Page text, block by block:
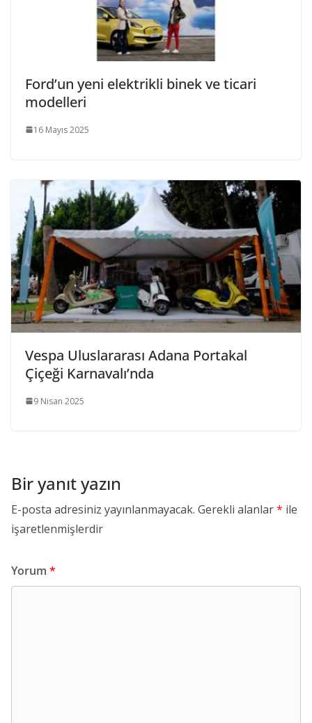
Ford’un yeni elektrikli binek ve ticari
modelleri
16 Mayıs 2025
Vespa Uluslararası Adana Portakal
Çiçeği Karnavalı’nda
9 Nisan 2025
Bir yanıt yazın
E-posta adresiniz yayınlanmayacak. Gerekli alanlar* ile
işaretlenmişlerdir
Yorum *